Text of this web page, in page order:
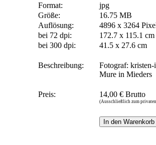
Format:
jpg
Größe:
16.75 MB
Auflösung:
4896 x 3264
bei 72 dpi:
172.7 x 115.1 cm
bei 300 dpi:
41.5 x 27.6 cm
Beschreibung:
Fotograf:
Mure in Mieders
Preis: 14,00 € Brutto
(Ausschließlich zum